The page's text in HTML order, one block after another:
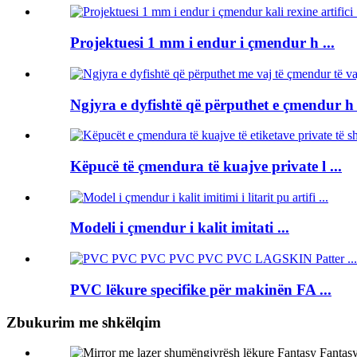
Projektuesi 1 mm i endur i çmendur h ...
Ngjyra e dyfishtë që përputhet e çmendur h
Këpucë të çmendura të kuajve private l ...
Modeli i çmendur i kalit imitati ...
PVC lëkure specifike për makinën FA ...
Zbukurim me shkëlqim